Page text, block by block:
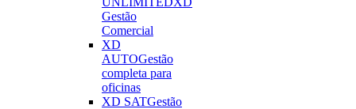
Gestão
Comercial
XD
AUTOGestão
completa para
oficinas
XD SATGestão